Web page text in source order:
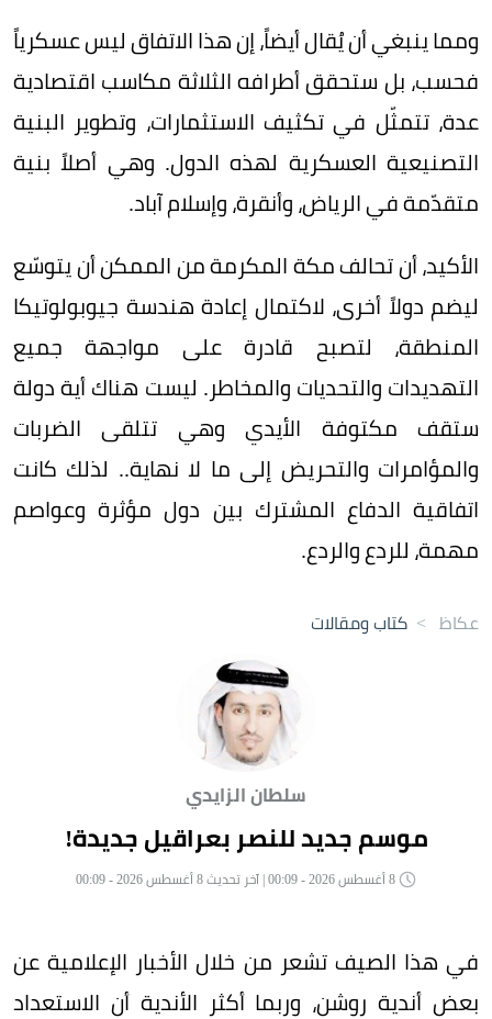
ومما ينبغي أن يُقال أيضاً، إن هذا الاتفاق ليس عسكرياً
فحسب، بل ستحقق أطرافه الثلاثة مكاسب اقتصادية
عدة، تتمثّل في تكثيف الاستثمارات، وتطوير البنية
التصنيعية العسكرية لهذه الدول. وهي أصلاً بنية
متقدّمة في الرياض، وأنقرة، وإسلام آباد.
الأكيد، أن تحالف مكة المكرمة من الممكن أن يتوسّع
ليضم دولاً أخرى، لاكتمال إعادة هندسة جيوبولوتيكا
المنطقة، لتصبح قادرة على مواجهة جميع
التهديدات والتحديات والمخاطر. ليست هناك أية دولة
ستقف مكتوفة الأيدي وهي تتلقى الضربات
والمؤامرات والتحريض إلى ما لا نهاية.. لذلك كانت
اتفاقية الدفاع المشترك بين دول مؤثرة وعواصم
مهمة، للردع والردع.
عكاظ > كتاب ومقالات
سلطان الزايدي
موسم جديد للنصر بعراقيل جديدة!
في هذا الصيف تشعر من خلال الأخبار الإعلامية عن
بعض أندية روشن، وربما أكثر الأندية أن الاستعداد